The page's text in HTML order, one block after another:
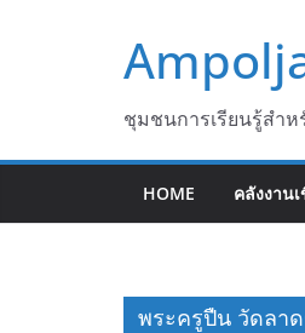
ชุมชนการเรียนรู้สำ
HOME คลังงาน
พระครูปืน วัดลา